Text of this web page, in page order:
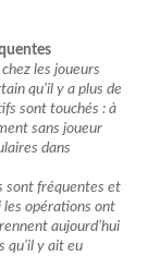
les joueurs
qu’il y a plus de
sont touchés : à
sans joueur
dans
sont fréquentes et
les opérations ont
aujourd’hui
qu’il y ait eu